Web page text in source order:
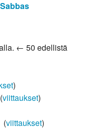
Sabbas
← 50 edellistä
)
(viittaukset)
(viittaukset)